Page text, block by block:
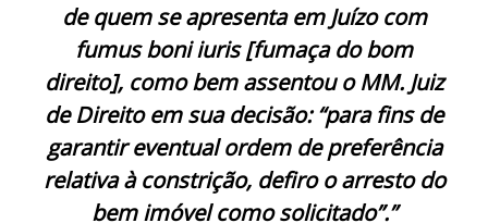
de quem se apresenta em Juízo com
fumus boni iuris [fumaça do bom
direito], como bem assentou o MM. Juiz
de Direito em sua decisão: “para fins de
garantir eventual ordem de preferência
relativa à constrição, defiro o arresto do
bem imóvel como solicitado”.”